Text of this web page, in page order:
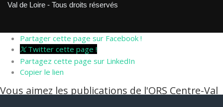
Val de Loire - Tous droits réservés
Partager cette page sur Facebook !
Twitter cette page !
Partagez cette page sur LinkedIn
Copier le lien
Vous aimez les publications de l'ORS Centre-Val